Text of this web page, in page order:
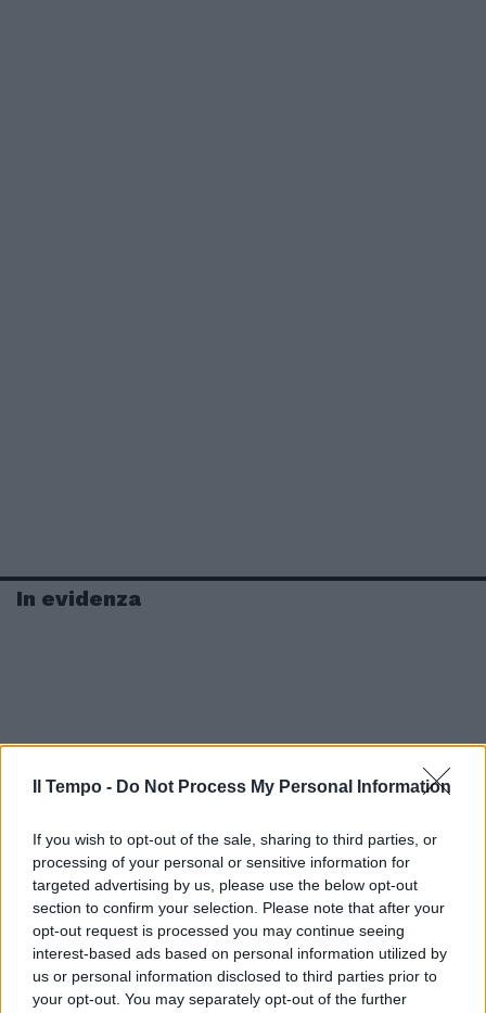
Il Tempo - Do Not Process My Personal Information
If you wish to opt-out of the sale, sharing to third parties, or
processing of your personal or sensitive information for
targeted advertising by us, please use the below opt-out
section to confirm your selection. Please note that after your
opt-out request is processed you may continue seeing
interest-based ads based on personal information utilized by
us or personal information disclosed to third parties prior to
your opt-out. You may separately opt-out of the further
In evidenza